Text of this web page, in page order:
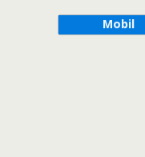
Mobil